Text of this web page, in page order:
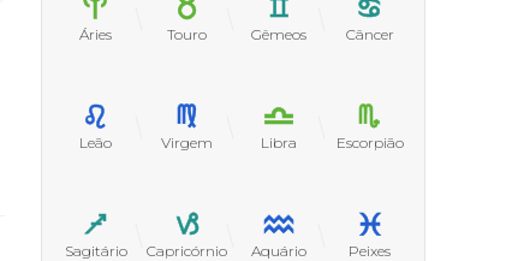
Áries Touro Gêmeos Câncer
Leão Virgem Libra Escorpião
Sagitário Capricórnio Aquário Peixes